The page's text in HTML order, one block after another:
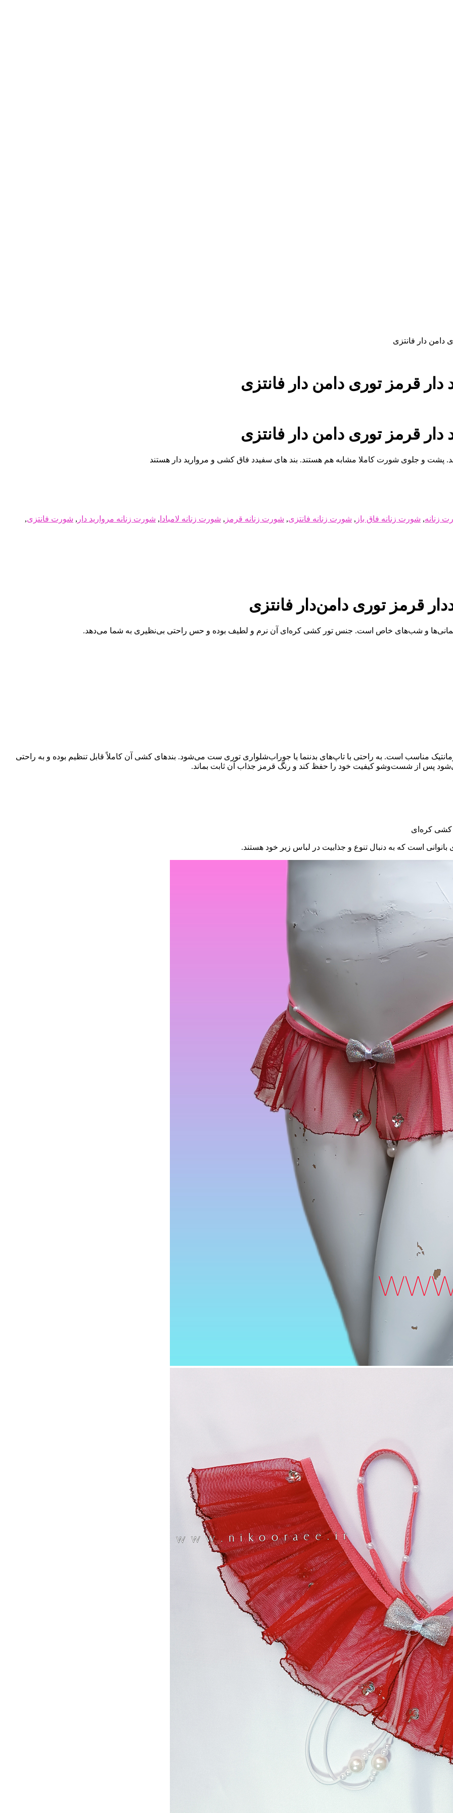
دامن دار فانتزی
دار قرمز توری دامن دار فانتزی
دار قرمز توری دامن دار فانتزی
پشت و جلوی شورت کاملا مشابه هم هستند. بند های سفیدد فاق کشی و مروارید دار هستند
زنانه, شورت زنانه فاق باز , شورت زنانه فانتزی, شورت زنانه قرمز , شورت زنانه لامبادا , شورت زنانه مروارید دار , شورت فانتزی,
قرمز توری دامن‌دار فانتزی
مهمانی‌ها و شب‌های خاص است. جنس تور کشی کره‌ای آن نرم و لطیف بوده و حس راحتی بی‌نظیری به شما می‌دهد.
مناسب است. به راحتی با تاپ‌های بدننما یا جوراب‌شلواری توری ست می‌شود. بندهای کشی آن کاملاً قابل تنظیم بوده و به راحتی
پس از شست‌وشو کیفیت خود را حفظ کند و رنگ قرمز جذاب آن ثابت بماند.
کشی کره‌ای
بانوانی است که به دنبال تنوع و جذابیت در لباس زیر خود هستند.